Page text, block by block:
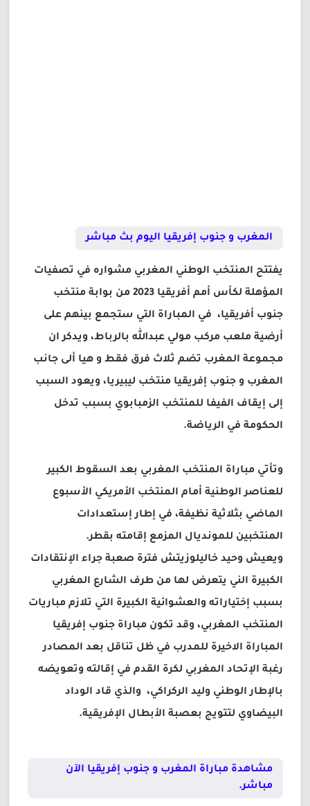
المغرب و جنوب إفريقيا اليوم بث مباشر
يفتتح المنتخب الوطني المغربي مشواره في تصفيات
المؤهلة لكأس أمم أفريقيا 2023 من بوابة منتخب
جنوب أفريقيا، في المباراة التي ستجمع بينهم على
أرضية ملعب مركب مولي عبدالله بالرباط، ويدكر ان
مجموعة المغرب تضم ثلاث فرق فقط و هيا ألى جانب
المغرب و جنوب إفريقيا منتخب ليبيريا، ويعود السبب
إلى إيقاف الفيفا للمنتخب الزمبابوي بسبب تدخل
الحكومة في الرياضة.
وتأتي مباراة المنتخب المغربي بعد السقوط الكبير
للعناصر الوطنية أمام المنتخب الأمريكي الأسبوع
الماضي بثلاثية نظيفة، في إطار إستعدادات
المنتخبين للمونديال المزمع إقامته بقطر.
ويعيش وحيد خاليلوزيتش فترة صعبة جراء الإنتقادات
الكبيرة الني يتعرض لها من طرف الشارع المغربي
بسبب إختياراته والعشوائية الكبيرة التي تلازم مباريات
المنتخب المغربي، وقد تكون مباراة جنوب إفريقيا
المباراة الاخيرة للمدرب في ظل تناقل بعد المصادر
رغبة الإتحاد المغربي لكرة القدم في إقالته وتعويضه
بالإطار الوطني وليد الركراكي، والذي قاد الوداد
البيضاوي لتتويج بعصبة الأبطال الإفريقية.
مشاهدة مباراة المغرب و جنوب إفريقيا الآن
مباشر.